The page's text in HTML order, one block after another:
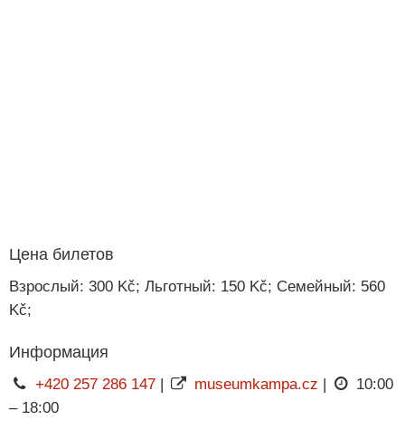
Цена билетов
Взрослый: 300 Kč; Льготный: 150 Kč; Семейный: 560
Kč;
Информация
+420 257 286 147| museumkampa.cz |
10:00
– 18:00